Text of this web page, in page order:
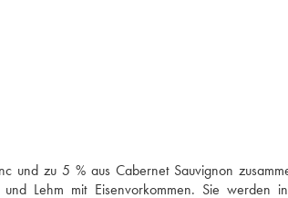
und zu 5 % aus Cabernet Sauvignon
Lehm mit Eisenvorkommen. Sie werden